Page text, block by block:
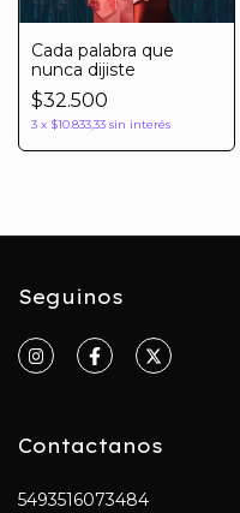
Cada palabra que
nunca dijiste
$32.500
3 x $10.833,33 sin interés
Seguinos
Contactanos
5493516073484